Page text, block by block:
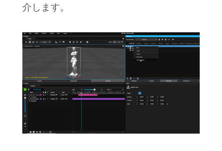
介します。